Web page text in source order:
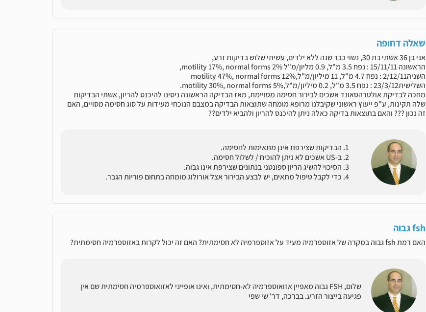
שאלה דחופה
אני בן 36 אשתי בת 30, נשוי כבר שנה ללא ילדים, עשיתי שלוש בדיקות זרע,
הראשונה 15/11/11 : נפח 3.5 מ"ל, 0.9 מליון/מ"ל motility 17%, normal forms 2%,
השניה2/12/11 : נפח 4.7 מ"ל, 11 מיליון/מ"ל,motility 47%, normal forms 12%
השלישית23/3/12 : נפח 3.5 מ"ל, 0.2 מיליון/מ"ל,motility 30%, normal forms 5%.
מחכה לבדיקת אולטרהסאונד אשכים לבירור חסימה מסויימת, מאז הבדיקה הראשונה ניסינו להיכנס להריון, אשתי הבדיקות
שלה תקינות, ע"פ ייעוץ ראשוני שקיבלנו מרופא מומחה שתוצאות הבדיקה במצבם הנוכחי מעידות על סוג חסימה מסויים, האם
זה נכון ??? והאם בתוצאות בדיקה כאלה ניתן להיכנס להריון ולהביא ילדים??
הבדיקות שצירפת אינן מתאימות לחסימה.
ב-US אשכים לא ניתן להוכיח / לשלול חסימה.
הסיכוי להשיג הריון ספונטני בנתונים שצירפת אינו גבוה.
כדי לקבל טיפול מתאים, יש לבצע הבירור אצל אורולוג מומחה בתחום פוריות הגבר.
fsh גבוה
האם רמת fsh גבוה במקרה של אזוספרמיה מעיד על אזוספרמיה לא חסימתית? האם זה יכול לקרות באזוספרמיה חסימתית?
שלום, FSH גבוה מאפיין אזואוספרמיה לא-חסימתית, ואינו אופייני לאזואוספרמיה חסימתית שם אין
פגיעה בייצור הזרע. בברכה, דר' שי שפי